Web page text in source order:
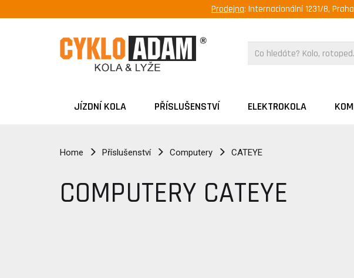
Prodejna: Internacionální 1231/8,
JÍZDNÍ KOLA PŘÍSLUŠENSTVÍ ELEKTROKOLA
Home Příslušenství Computery CATEYE
COMPUTERY CATEYE